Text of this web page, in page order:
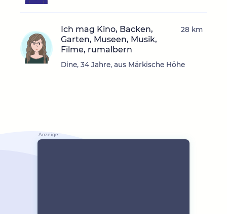
Ich mag Kino, Backen,
Garten, Museen, Musik,
Filme, rumalbern
Dine, 34 Jahre, aus Märkische Höhe
28 km